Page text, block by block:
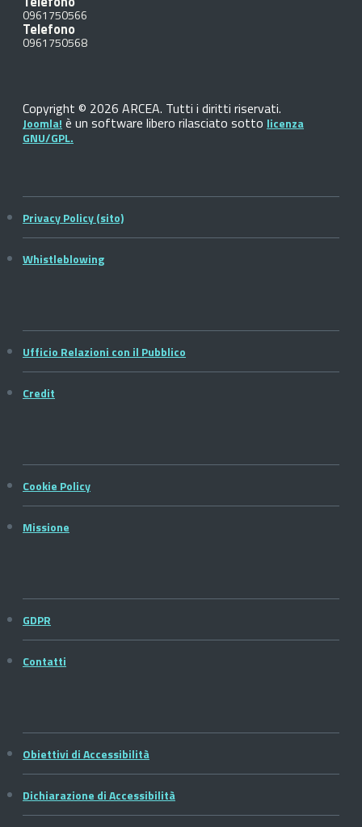
0961750566
Telefono
0961750568
Copyright © 2026 ARCEA. Tutti i diritti riservati.
Joomla! è un software libero rilasciato sotto licenza
GNU/GPL.
Privacy Policy (sito)
Whistleblowing
Ufficio Relazioni con il Pubblico
Credit
Cookie Policy
Missione
GDPR
Contatti
Obiettivi di Accessibilità
Dichiarazione di Accessibilità